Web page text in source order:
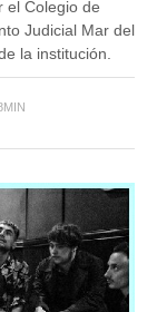
el Colegio de
Judicial Mar del
la institución.